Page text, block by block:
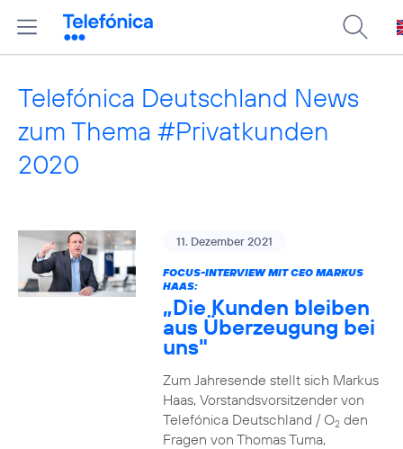
Telefónica Deutschland News
zum Thema #Privatkunden
2020
11. Dezember 2021
FOCUS-INTERVIEW MIT CEO MARKUS
HAAS:
„Die Kunden bleiben
aus Überzeugung bei
uns"
Zum Jahresende stellt sich Markus
Haas, Vorstandsvorsitzender von
Telefónica Deutschland / O2den
Fragen von Thomas Tuma,